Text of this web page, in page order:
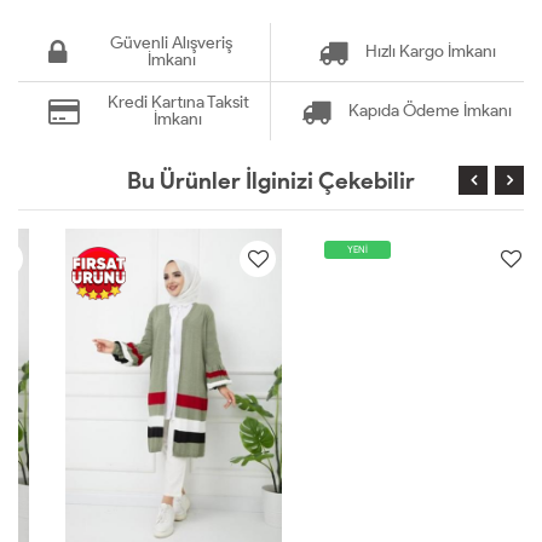
Güvenli Alışveriş
İmkanı
Hızlı Kargo İmkanı
Kredi Kartına Taksit
İmkanı
Kapıda Ödeme İmkanı
Bu Ürünler İlginizi Çekebilir